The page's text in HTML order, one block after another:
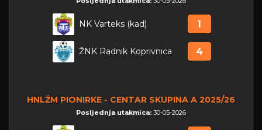
NK Varteks (kad) 1
ŽNK Radnik Koprivnica 4
HNLŽM PIONIRKE - CENTAR SKUPINA A 2025/26
Posljednja utakmica: 30-05-2026